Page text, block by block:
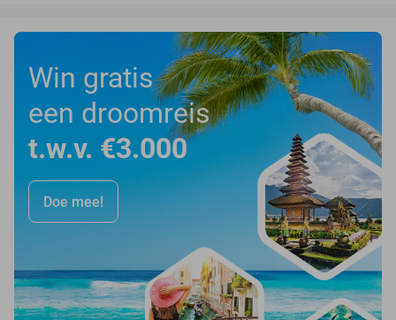
Win gratis
een droomreis
t.w.v. €3.000
Doe mee!